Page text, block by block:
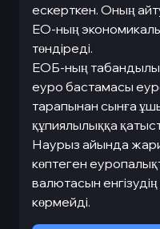
ескерткен. Оның
ЕО-ның
төндіреді.
ЕОБ-ның
еуро бастамасы
тарапынан сынға
құпиялылыққа
Наурыз айында
көптеген
валютасын
көрмейді.